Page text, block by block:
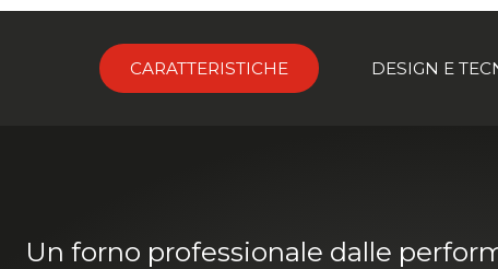
CARATTERISTICHE DESIGN E
Un forno professionale dalle